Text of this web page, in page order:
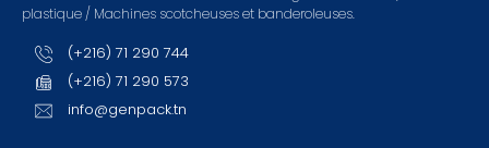
plastique / Machines scotcheuses et banderoleuses.
(+216) 71 290 744
(+216) 71 290 573
info@genpack.tn